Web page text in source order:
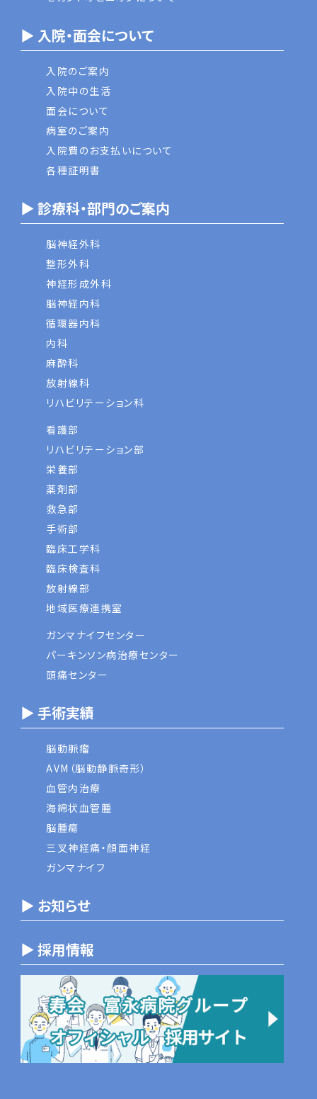
▶ 入院・面会について
入院のご案内
入院中の生活
面会について
病室のご案内
入院費のお支払いについて
各種証明書
▶ 診療科・部門のご案内
脳神経外科
整形外科
神経形成外科
脳神経内科
循環器内科
内科
麻酔科
放射線科
リハビリテーション科
看護部
リハビリテーション部
栄養部
薬剤部
救急部
手術部
臨床工学科
臨床検査科
放射線部
地域医療連携室
ガンマナイフセンター
パーキンソン病治療センター
頭痛センター
▶ 手術実績
脳動脈瘤
AVM（脳動静脈奇形）
血管内治療
海綿状血管腫
脳腫瘍
三叉神経痛・顔面神経
ガンマナイフ
▶ お知らせ
▶ 採用情報